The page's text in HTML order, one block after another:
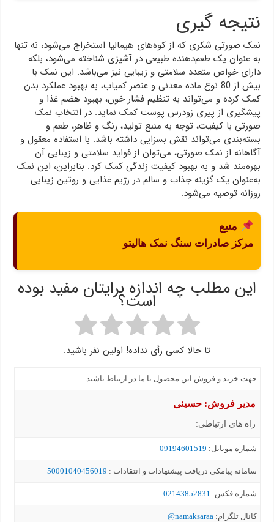
نتیجه گیری
نمک صورتی شکری که از کوه‌های هیمالیا استخراج می‌شود، نه تنها
به عنوان یک طعم‌دهنده طبیعی در آشپزی شناخته می‌شود، بلکه
دارای خواص متعدد سلامتی و زیبایی نیز می‌باشد. این نمک با
بیش از 80 نوع ماده معدنی و عنصر کمیاب، به بهبود عملکرد بدن
کمک کرده و می‌تواند به تنظیم فشار خون، بهبود هضم غذا و
پیشگیری از پیری زودرس پوست کمک نماید. در انتخاب نمک
صورتی با کیفیت، توجه به منبع تولید، رنگ و ظاهر، طعم و
بسته‌بندی می‌تواند نقش بسزایی داشته باشد. با استفاده معقول و
آگاهانه از نمک صورتی، می‌توان از فواید سلامتی و زیبایی آن
بهره‌مند شد و به بهبود کیفیت زندگی کمک کرد. بنابراین، این نمک
به‌عنوان یک گزینه جذاب و سالم در رژیم غذایی و روتین زیبایی
روزانه توصیه می‌شود.
منبع
مرکز صادرات سنگ نمک هالیتو
این مطلب چه اندازه برایتان مفید بوده
است؟
تا حالا کسی رأی نداده! اولین نفر باشید.
جهت خرید و فروش این محصول با ما در ارتباط باشید:
مدیر فروش: حسینی
راه های ارتباطی:
شماره موبايل: 09194601519
سامانه پيامکي دریافت پیشنهادات و انتقادات : 50001040456019
شماره فکس: 02143852831
کانال تلگرام:namaksaraa@